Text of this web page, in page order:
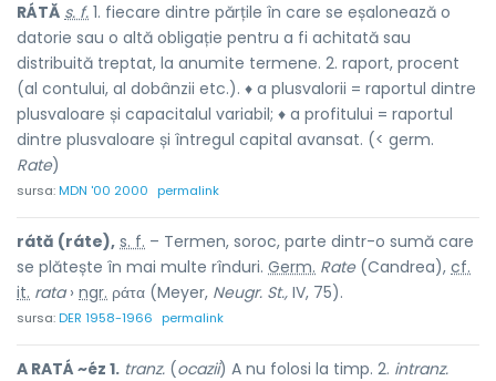
RÁTĂ s. f. 1. fiecare dintre părțile în care se eșalonează o
datorie sau o altă obligație pentru a fi achitată sau
distribuită treptat, la anumite termene. 2. raport, procent
(al contului, al dobânzii etc.). ♦ a plusvalorii = raportul dintre
plusvaloare și capacitalul variabil; ♦ a profitului = raportul
dintre plusvaloare și întregul capital avansat. (< germ.
Rate)
sursa:MDN '00 2000 permalink
rátă (ráte), s. f. – Termen, soroc, parte dintr-o sumă care
se plătește în mai multe rînduri. Germ. Rate(Candrea), cf.
it. rata› ngr. ράτα (Meyer, Neugr. St., IV, 75).
sursa:DER 1958-1966 permalink
A RATÁ ~éz 1. tranz. (ocazii) A nu folosi la timp. 2. intranz.